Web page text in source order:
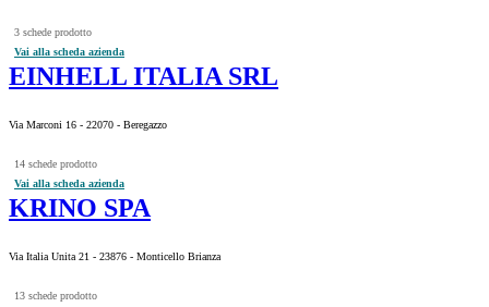
3 schede prodotto
Vai alla scheda azienda
EINHELL ITALIA SRL
Via Marconi 16 - 22070 - Beregazzo
14 schede prodotto
Vai alla scheda azienda
KRINO SPA
Via Italia Unita 21 - 23876 - Monticello Brianza
13 schede prodotto